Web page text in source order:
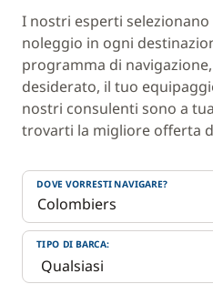
I nostri esperti
noleggio in ogni
programma di
desiderato, il tuo
nostri consulenti sono a
trovarti la migliore offerta
DOVE VORRESTI NAVIGARE?
TIPO DI BARCA: